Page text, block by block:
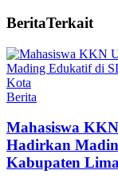
BeritaTerkait
Berita
Mahasiswa
Hadirkan
Kabupaten